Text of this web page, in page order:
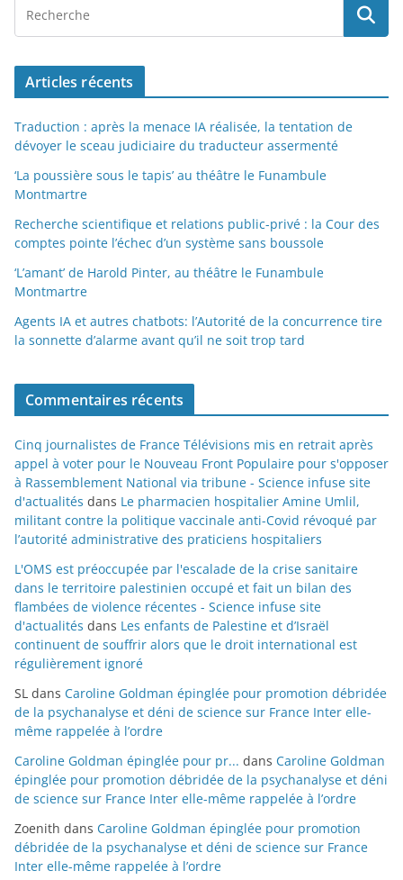
Articles récents
Traduction : après la menace IA réalisée, la tentation de
dévoyer le sceau judiciaire du traducteur assermenté
‘La poussière sous le tapis’ au théâtre le Funambule
Montmartre
Recherche scientifique et relations public-privé : la Cour des
comptes pointe l’échec d’un système sans boussole
‘L’amant’ de Harold Pinter, au théâtre le Funambule
Montmartre
Agents IA et autres chatbots: l’Autorité de la concurrence tire
la sonnette d’alarme avant qu’il ne soit trop tard
Commentaires récents
Cinq journalistes de France Télévisions mis en retrait après
appel à voter pour le Nouveau Front Populaire pour s'opposer
à Rassemblement National via tribune - Science infuse site
d'actualités dans Le pharmacien hospitalier Amine Umlil,
militant contre la politique vaccinale anti-Covid révoqué par
l’autorité administrative des praticiens hospitaliers
L'OMS est préoccupée par l'escalade de la crise sanitaire
dans le territoire palestinien occupé et fait un bilan des
flambées de violence récentes - Science infuse site
d'actualités dans Les enfants de Palestine et d’Israël
continuent de souffrir alors que le droit international est
régulièrement ignoré
SL dans Caroline Goldman épinglée pour promotion débridée
de la psychanalyse et déni de science sur France Inter elle-
même rappelée à l’ordre
Caroline Goldman épinglée pour pr... dans Caroline Goldman
épinglée pour promotion débridée de la psychanalyse et déni
de science sur France Inter elle-même rappelée à l’ordre
Zoenith dans Caroline Goldman épinglée pour promotion
débridée de la psychanalyse et déni de science sur France
Inter elle-même rappelée à l’ordre